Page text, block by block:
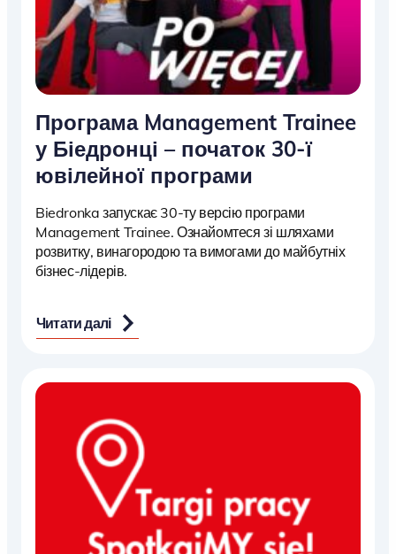
Програма Management Trainee
у Біедронці – початок 30-ї
ювілейної програми
Biedronka запускає 30-ту версію програми
Management Trainee. Ознайомтеся зі шляхами
розвитку, винагородою та вимогами до майбутніх
бізнес-лідерів.
Читати далі